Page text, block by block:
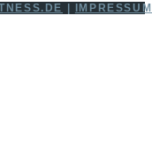
| IMPRESSUM